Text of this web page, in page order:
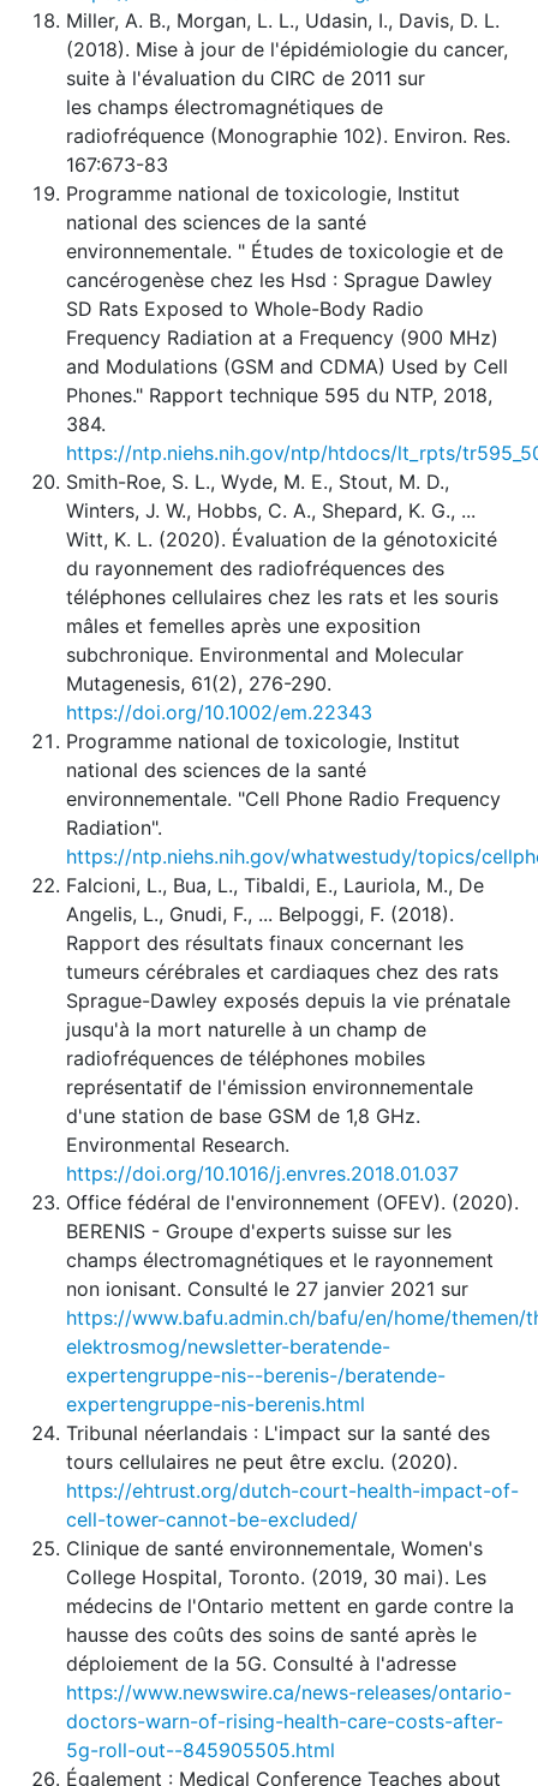
Miller, A. B., Morgan, L. L., Udasin, I., Davis, D. L.
(2018). Mise à jour de l'épidémiologie du cancer,
suite à l'évaluation du CIRC de 2011 sur
les champs électromagnétiques de
radiofréquence (Monographie 102). Environ. Res.
167:673-83
Programme national de toxicologie, Institut
national des sciences de la santé
environnementale. " Études de toxicologie et de
cancérogenèse chez les Hsd : Sprague Dawley
SD Rats Exposed to Whole-Body Radio
Frequency Radiation at a Frequency (900 MHz)
and Modulations (GSM and CDMA) Used by Cell
Phones." Rapport technique 595 du NTP, 2018,
384.
https://ntp.niehs.nih.gov/ntp/htdocs/lt_rpts/
Smith-Roe, S. L., Wyde, M. E., Stout, M. D.,
Winters, J. W., Hobbs, C. A., Shepard, K. G., ...
Witt, K. L. (2020). Évaluation de la génotoxicité
du rayonnement des radiofréquences des
téléphones cellulaires chez les rats et les souris
mâles et femelles après une exposition
subchronique. Environmental and Molecular
Mutagenesis, 61(2), 276-290.
https://doi.org/10.1002/em.22343
Programme national de toxicologie, Institut
national des sciences de la santé
environnementale. "Cell Phone Radio Frequency
Radiation".
https://ntp.niehs.nih.gov/whatwestudy/topics/
Falcioni, L., Bua, L., Tibaldi, E., Lauriola, M., De
Angelis, L., Gnudi, F., ... Belpoggi, F. (2018).
Rapport des résultats finaux concernant les
tumeurs cérébrales et cardiaques chez des rats
Sprague-Dawley exposés depuis la vie prénatale
jusqu'à la mort naturelle à un champ de
radiofréquences de téléphones mobiles
représentatif de l'émission environnementale
d'une station de base GSM de 1,8 GHz.
Environmental Research.
https://doi.org/10.1016/j.envres.2018.01.037
Office fédéral de l'environnement (OFEV). (2020).
BERENIS - Groupe d'experts suisse sur les
champs électromagnétiques et le rayonnement
non ionisant. Consulté le 27 janvier 2021 sur
https://www.bafu.admin.ch/bafu/en/home/themen/
elektrosmog/newsletter-beratende-
expertengruppe-nis--berenis-/beratende-
expertengruppe-nis-berenis.html
Tribunal néerlandais : L'impact sur la santé des
tours cellulaires ne peut être exclu. (2020).
https://ehtrust.org/dutch-court-health-impact-of-
cell-tower-cannot-be-excluded/
Clinique de santé environnementale, Women's
College Hospital, Toronto. (2019, 30 mai). Les
médecins de l'Ontario mettent en garde contre la
hausse des coûts des soins de santé après le
déploiement de la 5G. Consulté à l'adresse
https://www.newswire.ca/news-releases/ontario-
doctors-warn-of-rising-health-care-costs-after-
5g-roll-out--845905505.html
Également : Medical Conference Teaches about